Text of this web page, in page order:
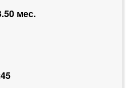
мес.